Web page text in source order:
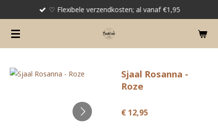
naar
de
♡ Flexibele verzendkosten; al vanaf €1,95
Sjaal Rosanna -
Roze
€ 12,95